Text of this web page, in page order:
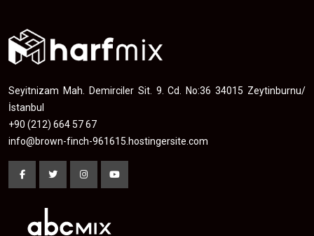
Seyitnizam Mah. Demirciler Sit. 9. Cd. No:36 34015 Zeytinburnu/
İstanbul
+90 (212) 664 57 67
info@brown-finch-961615.hostingersite.com